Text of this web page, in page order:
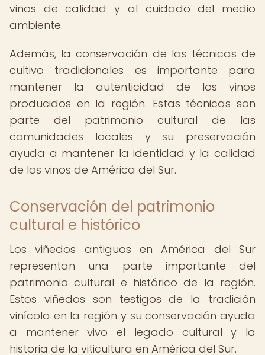
vinos de calidad y al cuidado del medio
ambiente.
Además, la conservación de las técnicas de
cultivo tradicionales es importante para
mantener la autenticidad de los vinos
producidos en la región. Estas técnicas son
parte del patrimonio cultural de las
comunidades locales y su preservación
ayuda a mantener la identidad y la calidad
de los vinos de América del Sur.
Conservación del patrimonio
cultural e histórico
Los viñedos antiguos en América del Sur
representan una parte importante del
patrimonio cultural e histórico de la región.
Estos viñedos son testigos de la tradición
vinícola en la región y su conservación ayuda
a mantener vivo el legado cultural y la
historia de la viticultura en América del Sur.